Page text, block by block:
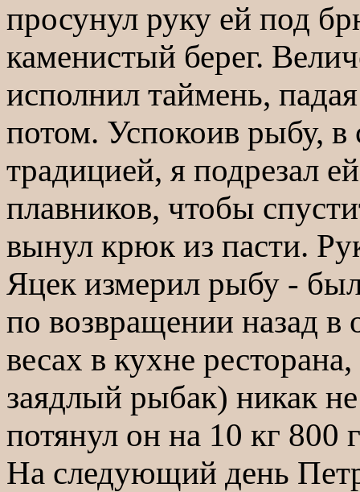
просунул руку ей под
каменистый берег.
исполнил таймень,
потом. Успокоив рыбу, в
традицией, я подрезал
плавников, чтобы
вынул крюк из пасти.
Яцек измерил рыбу -
по возвращении назад в
весах в кухне
заядлый рыбак) никак не
потянул он на 10 кг 800
На следующий день